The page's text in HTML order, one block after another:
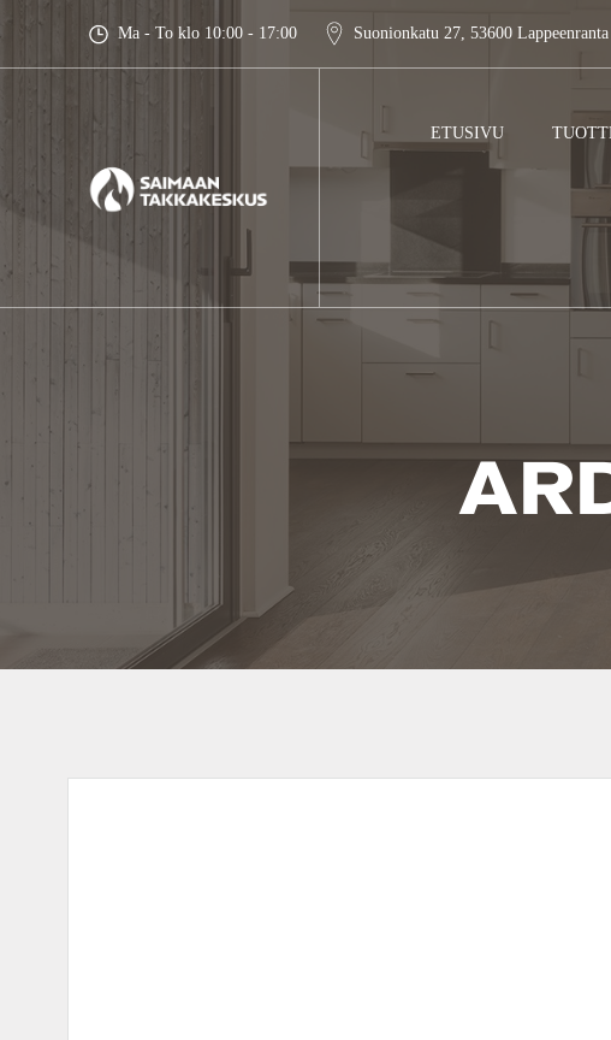
content
Ma - To klo 10:00 - 17:00 Suonionkatu 27, 53600 Lappeenranta
ETUSIVU